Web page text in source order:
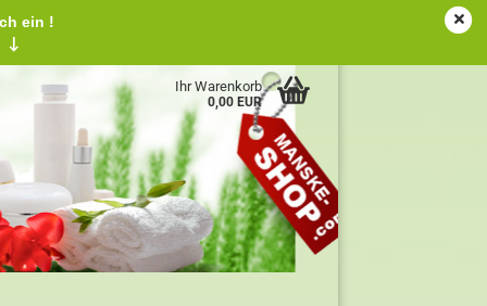
Ihr Warenkorb
0,00 EUR
ein !
↓